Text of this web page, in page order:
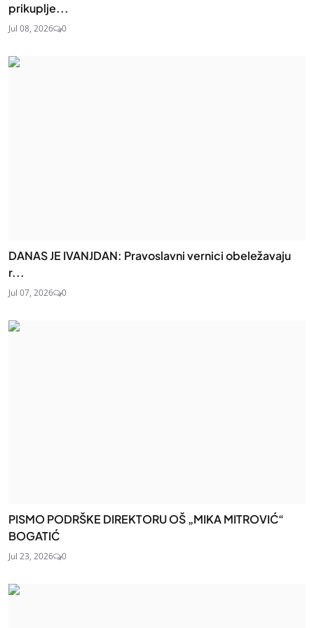
prikuplje...
Jul 08, 2026 0
DANAS JE IVANJDAN: Pravoslavni vernici obeležavaju
r...
Jul 07, 2026 0
PISMO PODRŠKE DIREKTORU OŠ „MIKA MITROVIĆ“
BOGATIĆ
Jul 23, 2026 0